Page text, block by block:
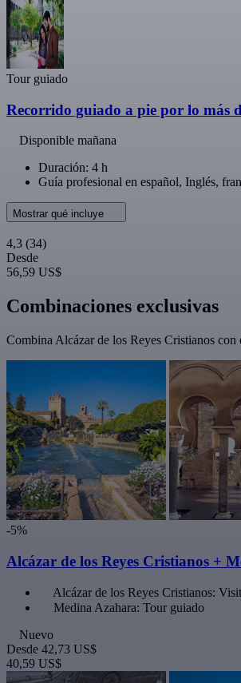
Tour guiado
Recorrido guiado a pie por lo más
Disponible mañana
Duración: 4 h
Guía profesional en español, Inglés,
Mostrar qué incluye
4,3 (34)
Desde
56,59 US$
Combinaciones exclusivas
Combina Alcázar de los Reyes Cristianos
-5%
Alcázar de los Reyes Cristianos +
Alcázar de los Reyes Cristianos:
Medina Azahara: Tour guiado
Nuevo
Desde 42,73 US$
40,59 US$